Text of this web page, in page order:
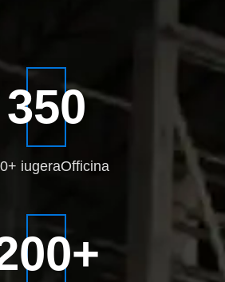
350
iugeraOfficina
+